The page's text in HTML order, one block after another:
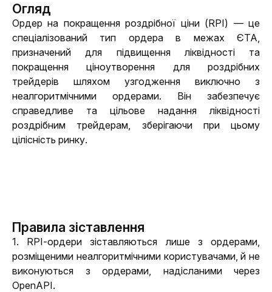
Огляд
Ордер на покращення роздрібної ціни (RPI) — це
спеціалізований тип ордера в межах ЄТА,
призначений для підвищення ліквідності та
покращення ціноутворення для роздрібних
трейдерів шляхом узгодження виключно з
неалгоритмічними ордерами. Він забезпечує
справедливе та цільове надання ліквідності
роздрібним трейдерам, зберігаючи при цьому
цілісність ринку.
Правила зіставлення
1. RPI-ордери зіставляються лише з ордерами,
розміщеними неалгоритмічними користувачами, й не
виконуються з ордерами, надісланими через
OpenAPI.